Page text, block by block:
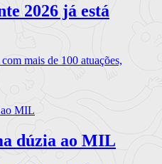
2026 já está
mais de 100 atuações,
dúzia ao MIL